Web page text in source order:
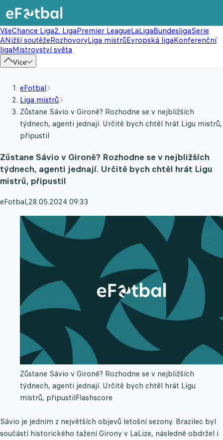
VšeChance Liga2. LigaPremier LeagueLaLigaBundesligaSerie
ANižší soutěžeRozhovoryLiga mistrůEvropská ligaKonferenční
ligaMistrovství světa
Více
eFotbal
Liga mistrů
Zůstane Sávio v Gironě? Rozhodne se v nejbližších
týdnech, agenti jednají. Určitě bych chtěl hrát Ligu mistrů,
připustil
Zůstane Sávio v Gironě? Rozhodne se v nejbližších
týdnech, agenti jednají. Určitě bych chtěl hrát Ligu
mistrů, připustil
eFotbal,28.05.2024 09:33
Zůstane Sávio v Gironě? Rozhodne se v nejbližších
týdnech, agenti jednají. Určitě bych chtěl hrát Ligu
mistrů, připustilFlashscore
Sávio je jedním z největších objevů letošní sezony. Brazilec byl
součástí historického tažení Girony v LaLize, následně obdržel i